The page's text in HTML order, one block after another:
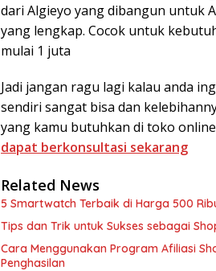
dari Algieyo yang dibangun untuk
yang lengkap. Cocok untuk
mulai 1 juta
Jadi jangan ragu lagi kalau anda
sendiri sangat bisa dan
yang kamu butuhkan di toko
dapat berkonsultasi sekarang
Related News
5 Smartwatch Terbaik di Harga 500
Tips dan Trik untuk Sukses sebagai
Cara Menggunakan Program Afiliasi
Penghasilan